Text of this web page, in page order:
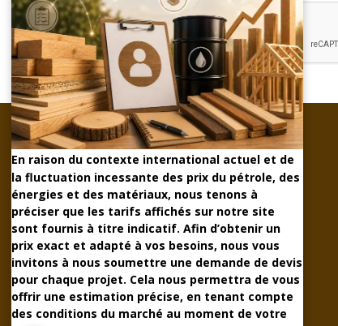
Envoyer la question
En raison du contexte international actuel et de
la fluctuation incessante des prix du pétrole, des
énergies et des matériaux, nous tenons à
préciser que les tarifs affichés sur notre site
sont fournis à titre indicatif. Afin d’obtenir un
prix exact et adapté à vos besoins, nous vous
invitons à nous soumettre une demande de devis
pour chaque projet. Cela nous permettra de vous
offrir une estimation précise, en tenant compte
des conditions du marché au moment de votre
Contact
STMB Construction
6 Avenue de l'Europe
63430 Pont-du-Château
Téléphone :04.63.22.47.63
contact@stmbconstruction.fr
FORMULAIRE DE CONTACT